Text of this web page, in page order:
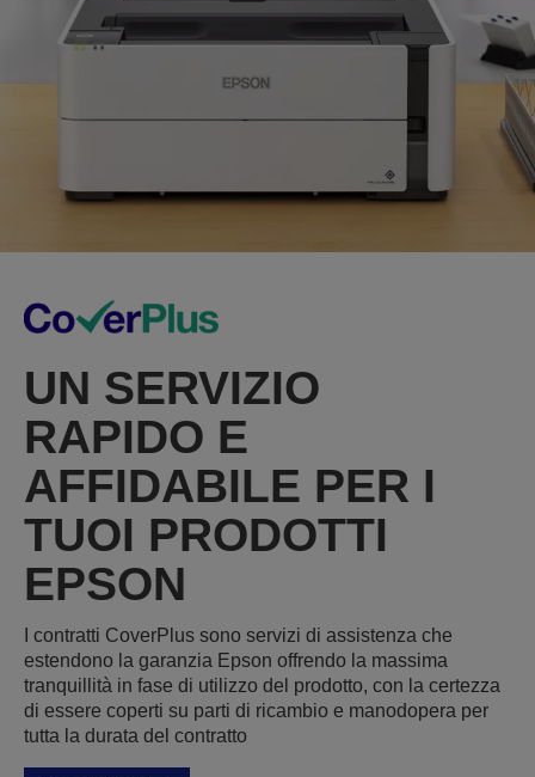
UN SERVIZIO
RAPIDO E
AFFIDABILE PER I
TUOI PRODOTTI
EPSON
I contratti CoverPlus sono servizi di assistenza che
estendono la garanzia Epson offrendo la massima
tranquillità in fase di utilizzo del prodotto, con la certezza
di essere coperti su parti di ricambio e manodopera per
tutta la durata del contratto